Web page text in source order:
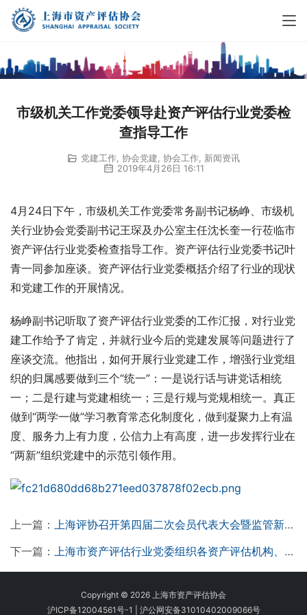
市级机关工作党委领导赴资产评估行业党委检
查指导工作
党建工作 协会党建 协会工作 新闻资讯
2019年4月26日 16:11
4月24日下午，市级机关工作党委常务副书记杨峥、市级机
关行业协会党委副书记王琛及办公室主任沈长奎一行莅临市
资产评估行业党委检查指导工作。资产评估行业党委书记叶
青一同参加座谈。资产评估行业党委概括介绍了行业的现状
和党建工作的开展情况。
杨峥副书记听取了资产评估行业党委的工作汇报，对行业党
建工作给予了肯定，并就行业今后的党建发展等问题进行了
座谈交流。他指出，如何开展行业党建工作，增强行业党组
织的归属感要做到三个“统一”：一是说行话与讲党话相统
一；二是行建与党建相统一；三是行规与党规相统一。真正
做到“两学一做”学习教育常态化制度化，做到凝聚力上有温
度、服务力上有力度，公信力上有高度，进一步发挥行业在
“两新”组织党建中的示范引领作用。
上一篇： 上海评协召开第四届二次会员代表大会暨监管新时代评估论坛
下一篇： 上海市资产评估行业党委组织各资产评估机构、各机构党组织收看纪念五四运动100周年大会
Copyright © 2026 上海市资产评估协会
沪ICP备12004561号-1
沪公网安备31010402009066号